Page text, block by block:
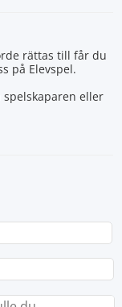
rättas till får du
på Elevspel.
eller